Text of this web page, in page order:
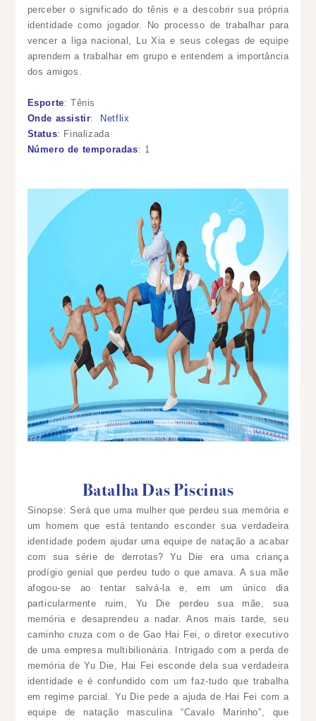
perceber o significado do tênis e a descobrir sua própria
identidade como jogador. No processo de trabalhar para
vencer a liga nacional, Lu Xia e seus colegas de equipe
aprendem a trabalhar em grupo e entendem a importância
dos amigos.
Esporte: Tênis
Onde assistir: Netflix
Status: Finalizada
Número de temporadas: 1
Batalha Das Piscinas
Sinopse: Será que uma mulher que perdeu sua memória e
um homem que está tentando esconder sua verdadeira
identidade podem ajudar uma equipe de natação a acabar
com sua série de derrotas? Yu Die era uma criança
prodígio genial que perdeu tudo o que amava. A sua mãe
afogou-se ao tentar salvá-la e, em um único dia
particularmente ruim, Yu Die perdeu sua mãe, sua
memória e desaprendeu a nadar. Anos mais tarde, seu
caminho cruza com o de Gao Hai Fei, o diretor executivo
de uma empresa multibilionária. Intrigado com a perda de
memória de Yu Die, Hai Fei esconde dela sua verdadeira
identidade e é confundido com um faz-tudo que trabalha
em regime parcial. Yu Die pede a ajuda de Hai Fei com a
equipe de natação masculina “Cavalo Marinho”, que